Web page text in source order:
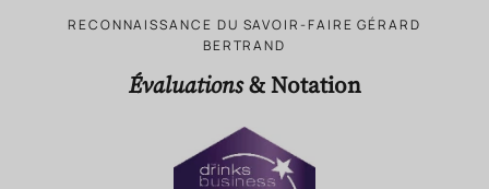
RECONNAISSANCE DU SAVOIR-FAIRE GÉRARD
BERTRAND
Évaluations& Notation